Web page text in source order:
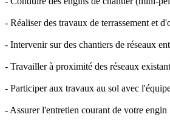
- Réaliser des travaux de terrassement et
- Intervenir sur des chantiers de réseaux
- Travailler à proximité des réseaux
- Participer aux travaux au sol avec
- Assurer l'entretien courant de votre engin